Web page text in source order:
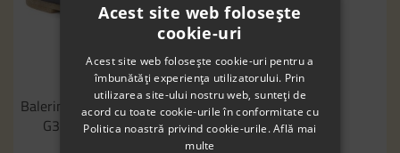
27 30
Balerini Froddo Fionas T-Bar
G3140183 Dark Blue
Acest site web folosește
cookie-uri
Acest site web folosește cookie-uri pentru a
îmbunătăți experiența utilizatorului. Prin
utilizarea site-ului nostru web, sunteți de
acord cu toate cookie-urile în conformitate cu
Politica noastră privind cookie-urile.Află mai
multe